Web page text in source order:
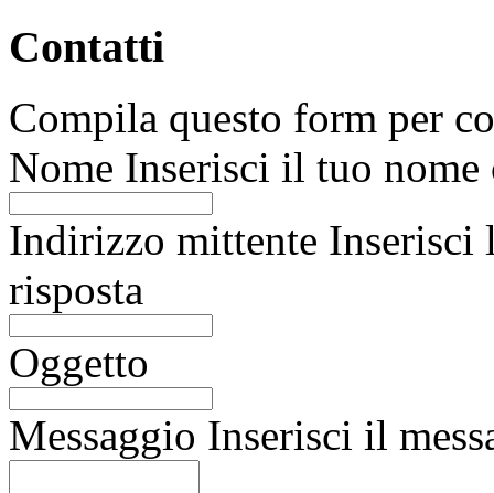
Contatti
Compila questo form per
Nome Inserisci il tuo nome
Indirizzo mittente Inserisci
risposta
Oggetto
Messaggio Inserisci il